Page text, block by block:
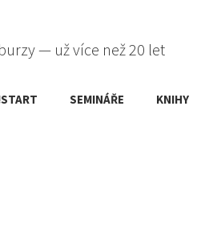
— už více než 20 let
SEMINÁŘE KNIHY